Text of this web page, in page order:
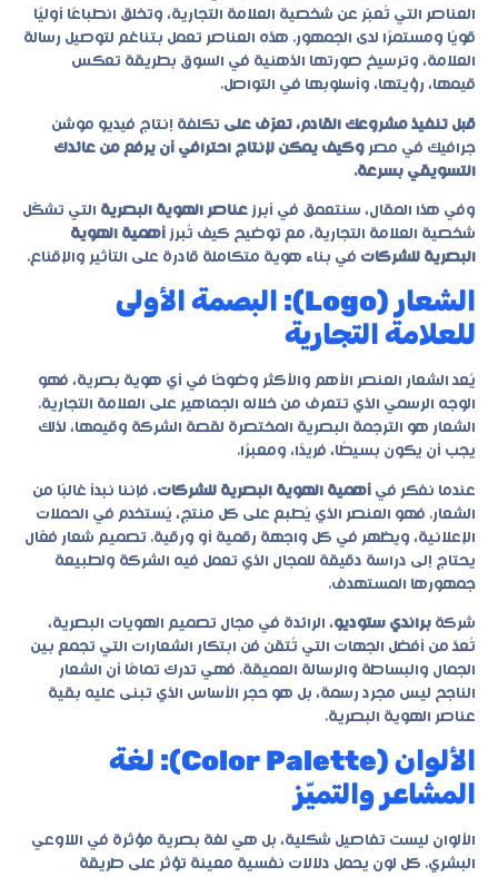
العناصر التي تُعبّر عن شخصية العلامة التجارية، وتخلق انطباعًا أوليًا
قويًا ومستمرًا لدى الجمهور. هذه العناصر تعمل بتناغم لتوصيل رسالة
العلامة، وترسيخ صورتها الذهنية في السوق بطريقة تعكس
قيمها، رؤيتها، وأسلوبها في التواصل.
قبل تنفيذ مشروعك القادم، تعرّف على تكلفة إنتاج فيديو موشن
جرافيك في مصر وكيف يمكن لإنتاج احترافي أن يرفع من عائدك
التسويقي بسرعة.
وفي هذا المقال، سنتعمق في أبرز عناصر الهوية البصرية التي تشكّل
شخصية العلامة التجارية، مع توضيح كيف تُبرز أهمية الهوية
البصرية للشركات في بناء هوية متكاملة قادرة على التأثير والإقناع.
الشعار (Logo): البصمة الأولى
للعلامة التجارية
يُعد الشعار العنصر الأهم والأكثر وضوحًا في أي هوية بصرية، فهو
الوجه الرسمي الذي تتعرف من خلاله الجماهير على العلامة التجارية.
الشعار هو الترجمة البصرية المختصرة لقصة الشركة وقيمها، لذلك
يجب أن يكون بسيطًا، فريدًا، ومعبرًا.
عندما نفكر في أهمية الهوية البصرية للشركات، فإننا نبدأ غالبًا من
الشعار. فهو العنصر الذي يُطبع على كل منتج، يُستخدم في الحملات
الإعلانية، ويظهر في كل واجهة رقمية أو ورقية. تصميم شعار فعّال
يحتاج إلى دراسة دقيقة للمجال الذي تعمل فيه الشركة ولطبيعة
جمهورها المستهدف.
شركة براندي ستوديو، الرائدة في مجال تصميم الهويات البصرية،
تُعدّ من أفضل الجهات التي تُتقن فن ابتكار الشعارات التي تجمع بين
الجمال والبساطة والرسالة العميقة. فهي تدرك تمامًا أن الشعار
الناجح ليس مجرد رسمة، بل هو حجر الأساس الذي تبنى عليه بقية
عناصر الهوية البصرية.
الألوان (Color Palette): لغة
المشاعر والتميّز
الألوان ليست تفاصيل شكلية، بل هي لغة بصرية مؤثرة في اللاوعي
البشري. كل لون يحمل دلالات نفسية معينة تؤثر على طريقة